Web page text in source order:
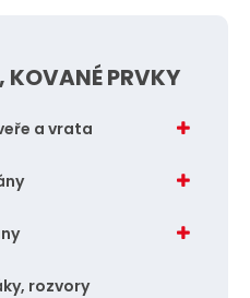
KOVANÉ PRVKY
a vrata
rozvory